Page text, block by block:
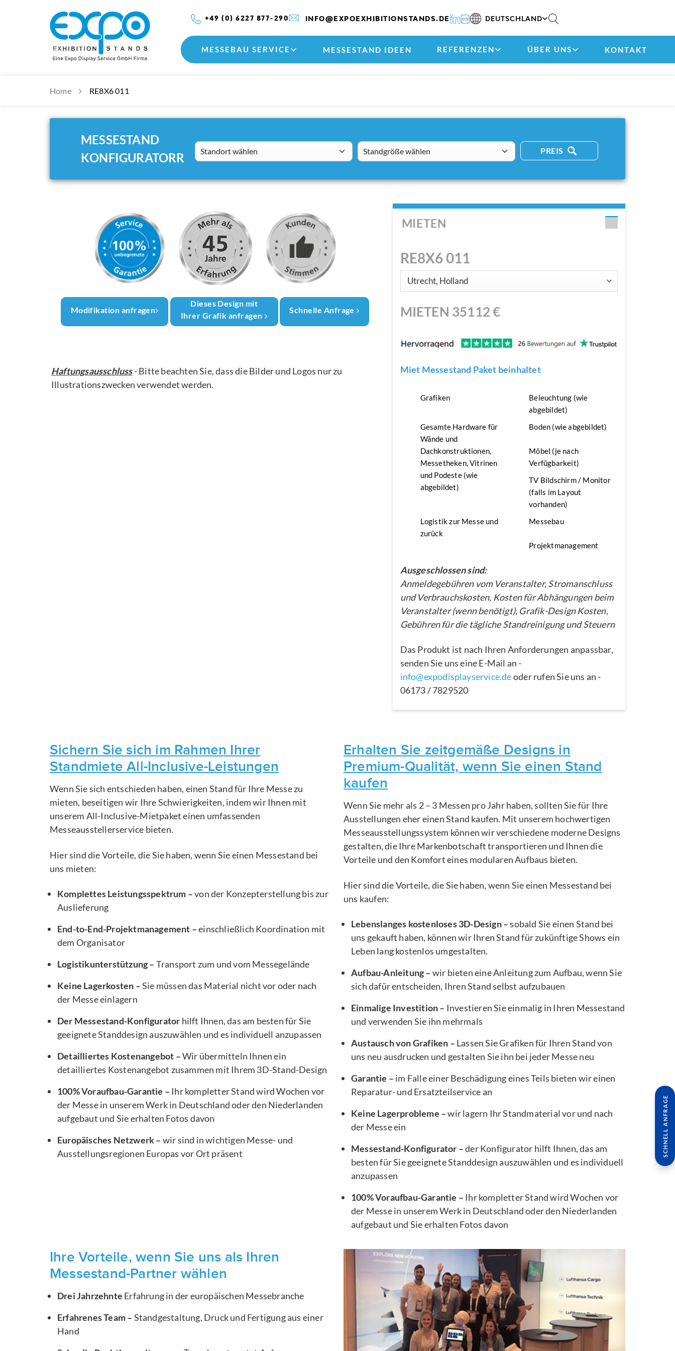
+49 (0) 6227 877-290 INFO@EXPOEXHIBITIONSTANDS.DE DEUTSCHLAND
MESSEBAU SERVICE MESSESTAND IDEEN REFERENZEN ÜBER UNS KONTAKT
Home RE8X6 011
MESSESTAND
KONFIGURATORR
Standort wählen standsizes PREIS
Modifikation anfragen
Dieses Design mit
Ihrer Grafik anfragen
Schnelle Anfrage
Haftungsausschluss- Bitte beachten Sie, dass die Bilder und Logos nur zu
Illustrationszwecken verwendet werden.
MIETEN
RE8X6 011
MIETEN 35112€
Miet Messestand Paket beinhaltet
Grafiken
Beleuchtung (wie
abgebildet)
Gesamte Hardware für
Wände und
Dachkonstruktionen,
Messetheken, Vitrinen
und Podeste (wie
abgebildet)
Boden (wie abgebildet)
Möbel (je nach
Verfügbarkeit)
TV Bildschirm / Monitor
(falls im Layout
vorhanden)
Logistik zur Messe und
zurück
Messebau
Projektmanagement
Ausgeschlossen sind:
Anmeldegebühren vom Veranstalter, Stromanschluss
und Verbrauchskosten, Kosten für Abhängungen beim
Veranstalter (wenn benötigt), Grafik-Design Kosten,
Gebühren für die tägliche Standreinigung und Steuern
Das Produkt ist nach Ihren Anforderungen anpassbar,
senden Sie uns eine E-Mail an -
info@expodisplayservice.deoder rufen Sie uns an -
06173 / 7829520
Sichern Sie sich im Rahmen Ihrer
Standmiete All-Inclusive-Leistungen
Wenn Sie sich entschieden haben, einen Stand für Ihre Messe zu
mieten, beseitigen wir Ihre Schwierigkeiten, indem wir Ihnen mit
unserem All-Inclusive-Mietpaket einen umfassenden
Messeausstellerservice bieten.
Hier sind die Vorteile, die Sie haben, wenn Sie einen Messestand bei
uns mieten:
Komplettes Leistungsspektrum –von der Konzepterstellung bis zur
Auslieferung
End-to-End-Projektmanagement –einschließlich Koordination mit
dem Organisator
Logistikunterstützung – Transport zum und vom Messegelände
Keine Lagerkosten –Sie müssen das Material nicht vor oder nach
der Messe einlagern
Der Messestand-Konfigurator hilft Ihnen, das am besten für Sie
geeignete Standdesign auszuwählen und es individuell anzupassen
Detailliertes Kostenangebot –Wir übermitteln Ihnen ein
detailliertes Kostenangebot zusammen mit Ihrem 3D-Stand-Design
100% Voraufbau-Garantie – Ihr kompletter Stand wird Wochen vor
der Messe in unserem Werk in Deutschland oder den Niederlanden
aufgebaut und Sie erhalten Fotos davon
Europäisches Netzwerk – wir sind in wichtigen Messe- und
Ausstellungsregionen Europas vor Ort präsent
Erhalten Sie zeitgemäße Designs in
Premium-Qualität, wenn Sie einen Stand
kaufen
Wenn Sie mehr als 2 – 3 Messen pro Jahr haben, sollten Sie für Ihre
Ausstellungen eher einen Stand kaufen. Mit unserem hochwertigen
Messeausstellungssystem können wir verschiedene moderne Designs
gestalten, die Ihre Markenbotschaft transportieren und Ihnen die
Vorteile und den Komfort eines modularen Aufbaus bieten.
Hier sind die Vorteile, die Sie haben, wenn Sie einen Messestand bei
uns kaufen:
Lebenslanges kostenloses 3D-Design –sobald Sie einen Stand bei
uns gekauft haben, können wir Ihren Stand für zukünftige Shows ein
Leben lang kostenlos umgestalten.
Aufbau-Anleitung – wir bieten eine Anleitung zum Aufbau, wenn Sie
sich dafür entscheiden, Ihren Stand selbst aufzubauen
Einmalige Investition – Investieren Sie einmalig in Ihren Messestand
und verwenden Sie ihn mehrmals
Austausch von Grafiken – Lassen Sie Grafiken für Ihren Stand von
uns neu ausdrucken und gestalten Sie ihn bei jeder Messe neu
Garantie – im Falle einer Beschädigung eines Teils bieten wir einen
Reparatur- und Ersatzteilservice an
Keine Lagerprobleme –wir lagern Ihr Standmaterial vor und nach
der Messe ein
Messestand-Konfigurator –der Konfigurator hilft Ihnen, das am
besten für Sie geeignete Standdesign auszuwählen und es individuell
anzupassen
100% Voraufbau-Garantie – Ihr kompletter Stand wird Wochen vor
der Messe in unserem Werk in Deutschland oder den Niederlanden
aufgebaut und Sie erhalten Fotos davon
Ihre Vorteile, wenn Sie uns als Ihren
Messestand-Partner wählen
Drei Jahrzehnte Erfahrung in der europäischen Messebranche
Erfahrenes Team – Standgestaltung, Druck und Fertigung aus einer
Hand
SCHNELL ANFRAGE